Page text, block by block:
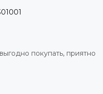
покупать, приятно